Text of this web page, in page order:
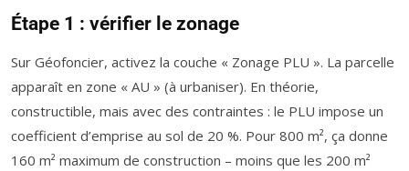
Étape 1 : vérifier le zonage
Sur Géofoncier, activez la couche « Zonage PLU ». La parcelle
apparaît en zone « AU » (à urbaniser). En théorie,
constructible, mais avec des contraintes : le PLU impose un
coefficient d’emprise au sol de 20 %. Pour 800 m², ça donne
160 m² maximum de construction – moins que les 200 m²